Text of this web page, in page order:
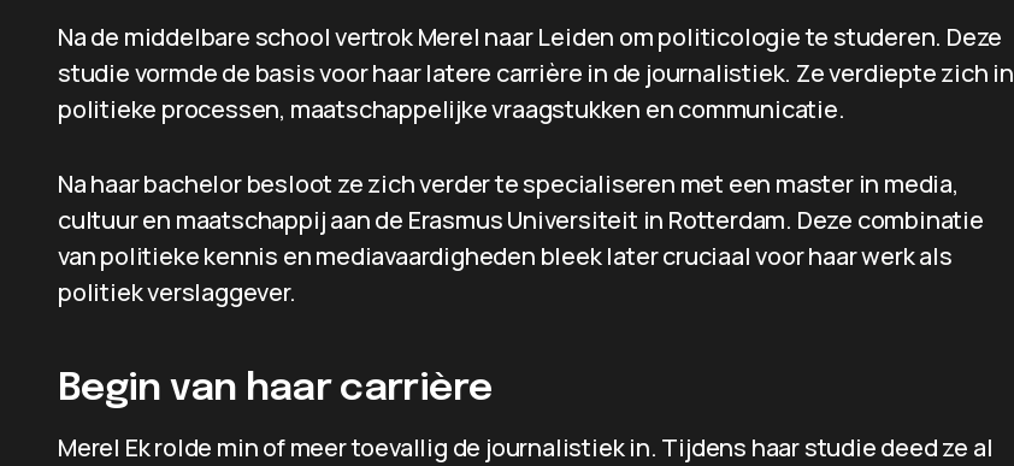
Na de middelbare school vertrok Merel naar Leiden om politicologie te studeren. Deze
studie vormde de basis voor haar latere carrière in de journalistiek. Ze verdiepte zich in
politieke processen, maatschappelijke vraagstukken en communicatie.
Na haar bachelor besloot ze zich verder te specialiseren met een master in media,
cultuur en maatschappij aan de Erasmus Universiteit in Rotterdam. Deze combinatie
van politieke kennis en mediavaardigheden bleek later cruciaal voor haar werk als
politiek verslaggever.
Begin van haar carrière
Merel Ek rolde min of meer toevallig de journalistiek in. Tijdens haar studie deed ze al